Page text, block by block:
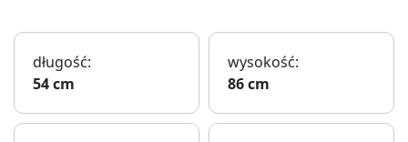
długość:
54 cm
wysokość:
86 cm